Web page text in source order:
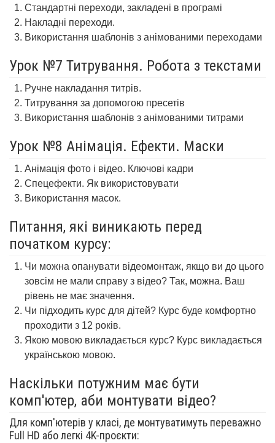
Стандартні переходи, закладені в програмі
Накладні переходи.
Використання шаблонів з анімованими переходами
Урок №7 Титрування. Робота з текстами
Ручне накладання титрів.
Титрування за допомогою пресетів
Використання шаблонів з анімованими титрами
Урок №8 Анімація. Ефекти. Маски
Анімація фото і відео. Ключові кадри
Спецефекти. Як використовувати
Використання масок.
Питання, які виникають перед
початком курсу:
Чи можна опанувати відеомонтаж, якщо ви до цього
зовсім не мали справу з відео? Так, можна. Ваш
рівень не має значення.
Чи підходить курс для дітей? Курс буде комфортно
проходити з 12 років.
Якою мовою викладається курс? Курс викладається
українською мовою.
Наскільки потужним має бути
комп'ютер, аби монтувати відео?
Для комп'ютерів у класі, де монтуватимуть переважно
Full HD або легкі 4K-проєкти: